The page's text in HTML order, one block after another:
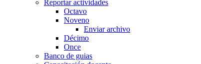
Reportar actividades
Octavo
Noveno
Enviar archivo
Décimo
Once
Banco de guias